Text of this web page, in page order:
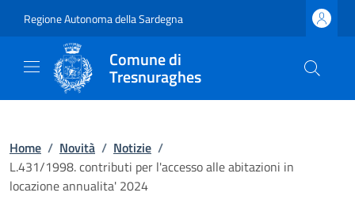
Regione Autonoma della Sardegna
Comune di
Tresnuraghes
Home / Novità / Notizie /
L.431/1998. contributi per l'accesso alle abitazioni in
locazione annualita' 2024